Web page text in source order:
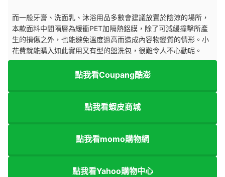
而一般牙膏、洗面乳、沐浴用品多數會建議放置於陰涼的場所，
本款面料中間隔層為緩衝PET加隔熱鋁膜，除了可減緩撞擊所產
生的損傷之外，也能避免溫度過高而造成內容物變質的情形。小
花費就能購入如此實用又有型的盥洗包，很難令人不心動呢。
點我看Coupang酷澎
點我看蝦皮商城
點我看momo購物網
點我看Yahoo購物中心